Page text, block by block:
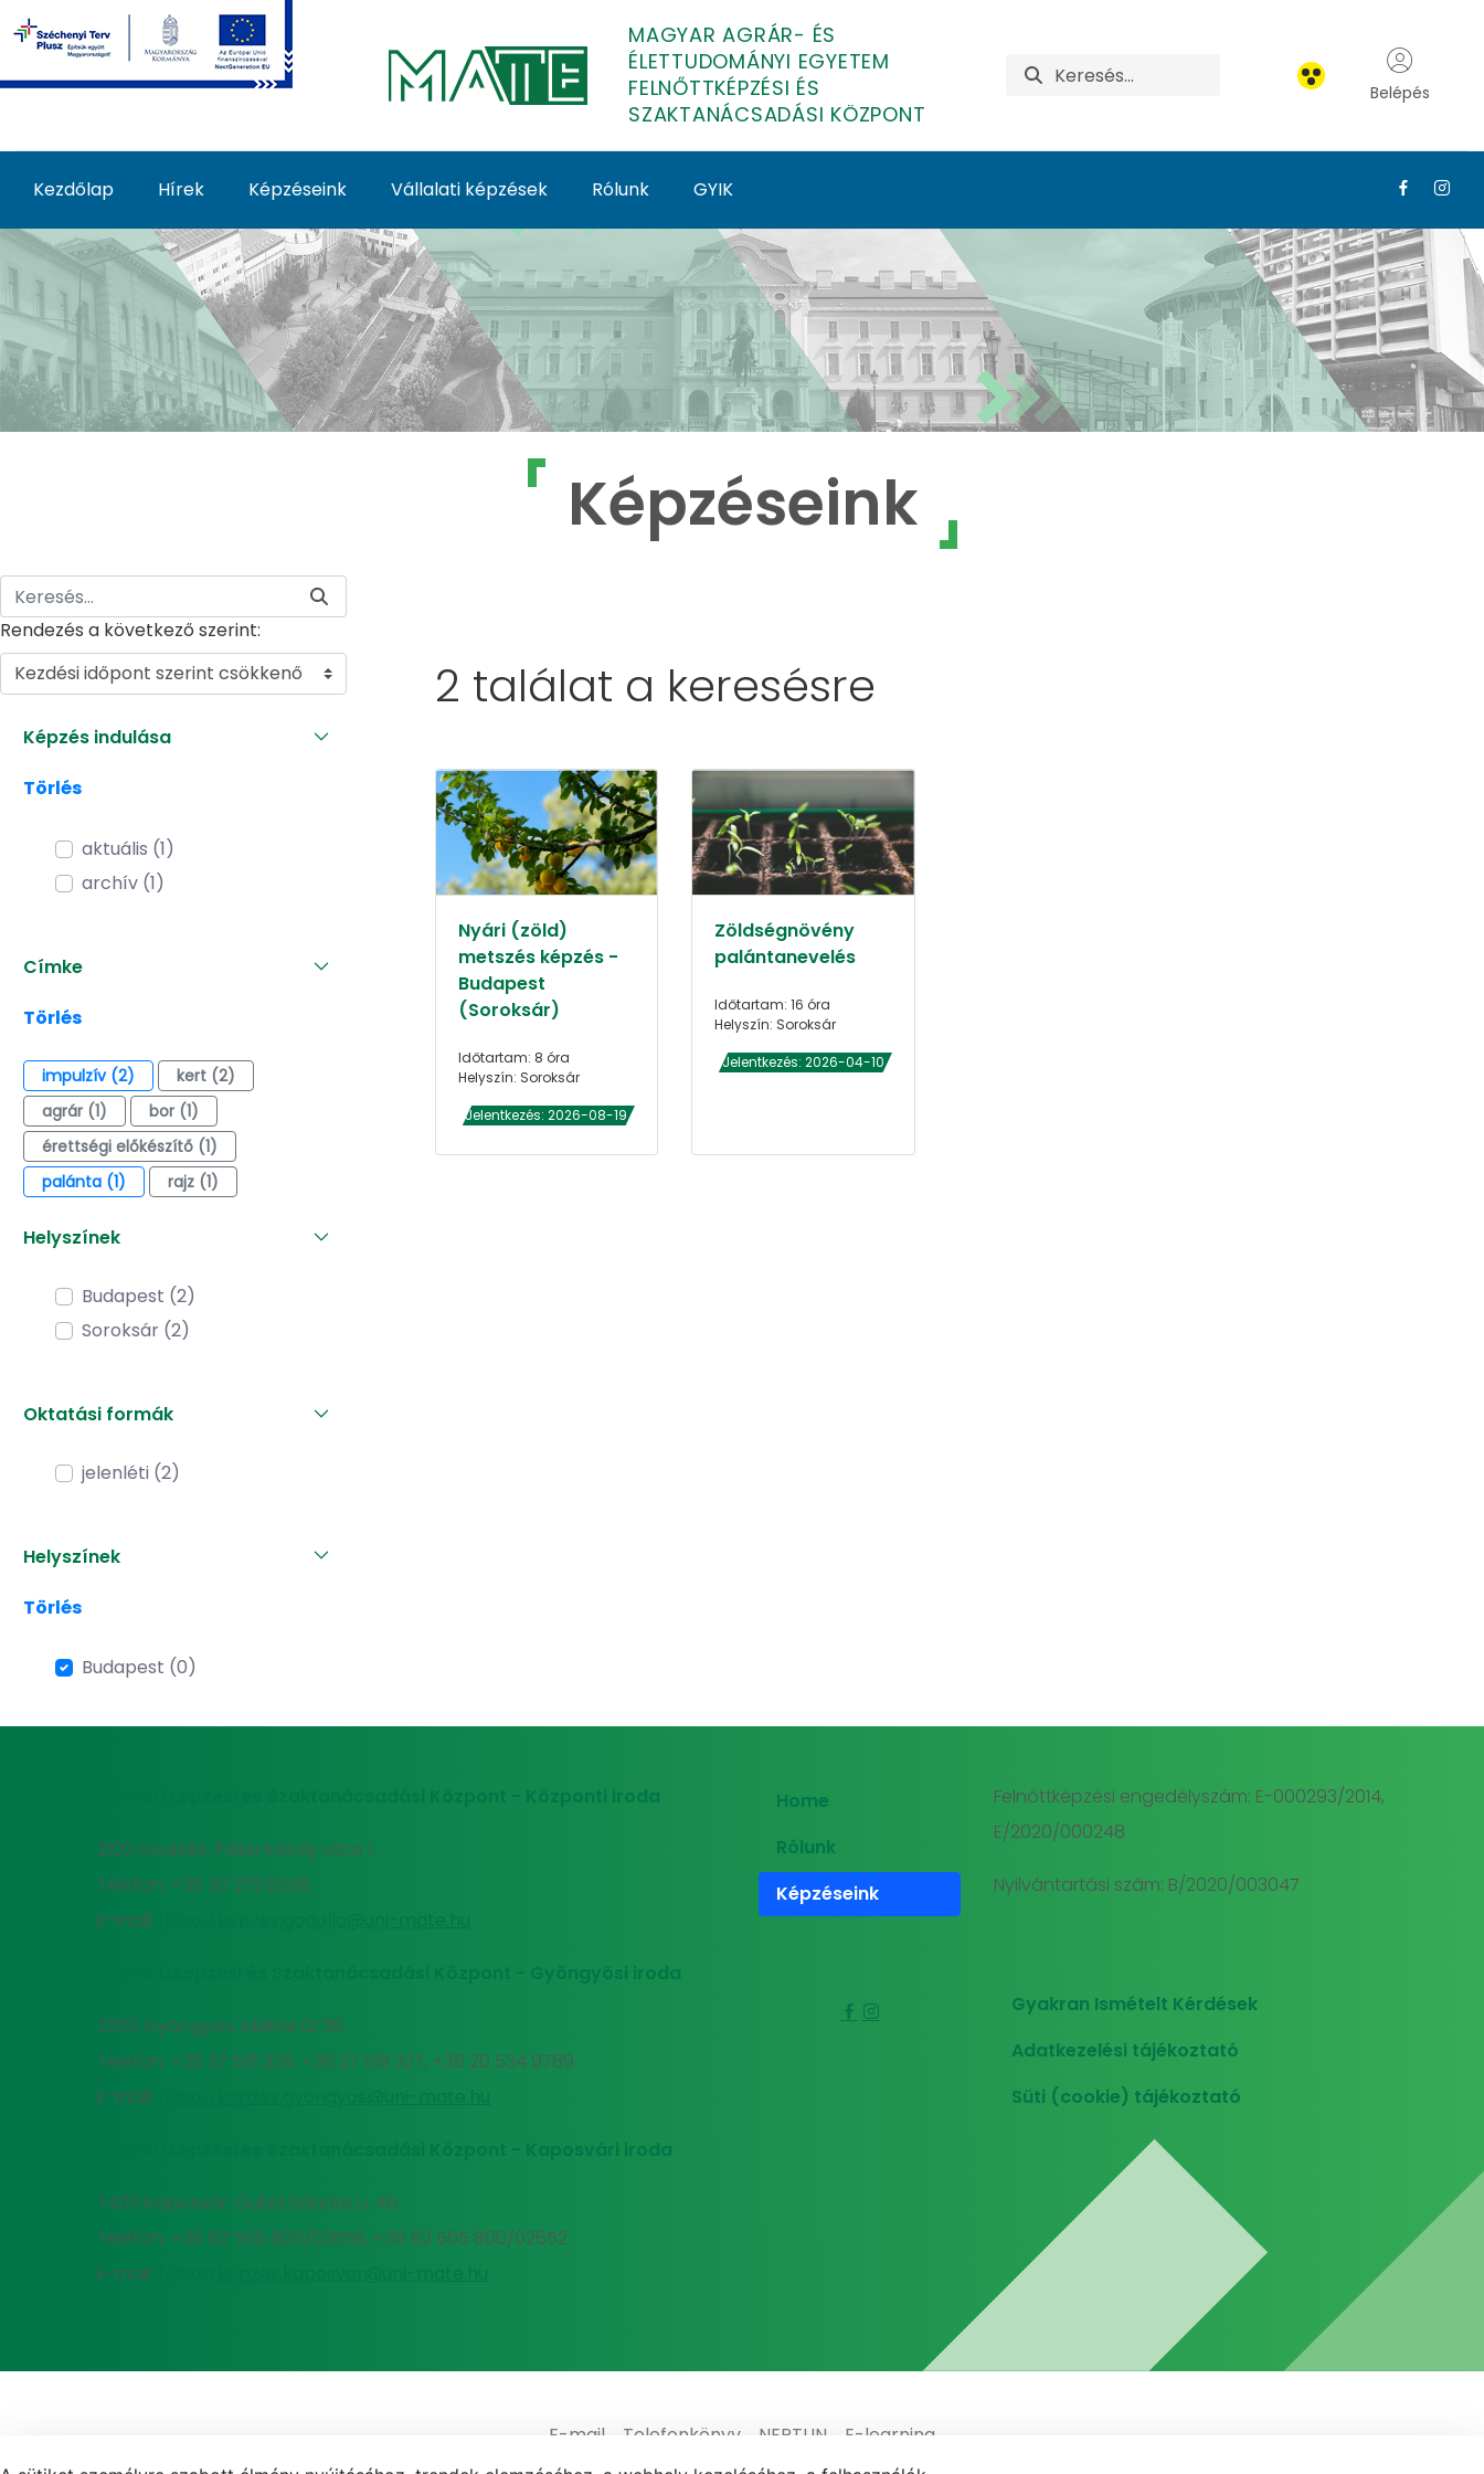
Ugrás a fő tartalomhoz
MAGYAR AGRÁR- ÉS
ÉLETTUDOMÁNYI EGYETEM
FELNŐTTKÉPZÉSI ÉS
SZAKTANÁCSADÁSI KÖZPONT
Belépés
Kezdőlap Hírek Képzéseink Vállalati képzések Rólunk GYIK
Képzéseink - MATE Felnőttképzés
Képzéseink
Rendezés a következő szerint:
Kezdési időpont szerint csökkenő
Képzés indulása
Törlés
aktuális (1)
archív (1)
Címke
Törlés
impulzív (2)
kert (2)
agrár (1)
bor (1)
érettségi előkészítő (1)
palánta (1)
rajz (1)
Helyszínek
Budapest (2)
Soroksár (2)
Oktatási formák
jelenléti (2)
Helyszínek
Törlés
Budapest (0)
2 találat a keresésre
Nyári (zöld)
metszés képzés -
Budapest
(Soroksár)
Időtartam: 8 óra
Helyszín: Soroksár
Jelentkezés: 2026-08-19
Zöldségnövény
palántanevelés
Időtartam: 16 óra
Helyszín: Soroksár
Jelentkezés: 2026-04-10
2100 Gödöllő, Páter Károly utca 1.
Telefon: +36 30 272 0206
E-mail:
MATE Felnőttképzési és Szaktanácsadási Központ - Gyöngyösi iroda
3200 Gyöngyös, Mátrai út 36.
Telefon: +36 37 518 326, +36 37 518 327, +36 20 534 9789
E-mail:
7400 Kaposvár, Guba Sándor u. 40.
Telefon: +36 82 505 800/02656, +36 82 505 800/02652
E-mail:
Home
Rólunk
Képzéseink
Felnőttképzési engedélyszám: E-000293/2014,
E/2020/000248
Nyilvántartási szám: B/2020/003047
Gyakran Ismételt Kérdések
Adatkezelési tájékoztató
Süti (cookie) tájékoztató
E-mail Telefonkönyv NEPTUN E-learning